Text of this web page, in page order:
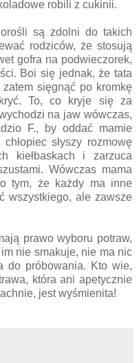
robili z cukinii.
są zdolni do takich
rodziców, że stosują
gofra na podwieczorek,
Boi się jednak, że tata
sięgnąć po kromkę
To, co kryje się za
na jaw wówczas,
F., by oddać mamie
słyszy rozmowę
kiełbaskach i zarzuca
Wówczas mama
tym, że każdy ma inne
wszystkiego, ale zawsze
prawo wyboru potraw,
nie smakuje, nie ma nic
do próbowania. Kto wie,
która ani apetycznie
jest wyśmienita!